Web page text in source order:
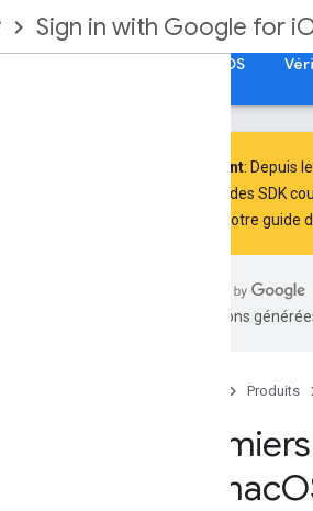
Sign in with Google for
de compte Google pour iOS
Google à
Important: Depuis le
utilisent des SDK
Suivez notre guide
traductions
Produits
et mac